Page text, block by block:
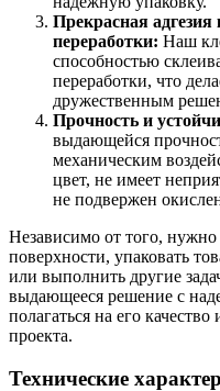
Прекрасная
переработки: Наш
способностью
переработки, что
дружественным
Прочность и
выдающейся
механическим
цвет, не имеет
не подвержен
Независимо от того,
поверхности, упаковать
или выполнить другие
выдающееся решение с
полагаться на его
проекта.
Технические